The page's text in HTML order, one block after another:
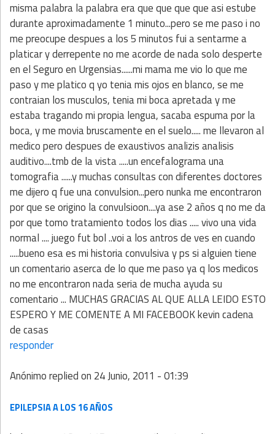
misma palabra la palabra era que que que que asi estube
durante aproximadamente 1 minuto...pero se me paso i no
me preocupe despues a los 5 minutos fui a sentarme a
platicar y derrepente no me acorde de nada solo desperte
en el Seguro en Urgensias......mi mama me vio lo que me
paso y me platico q yo tenia mis ojos en blanco, se me
contraian los musculos, tenia mi boca apretada y me
estaba tragando mi propia lengua, sacaba espuma por la
boca, y me movia bruscamente en el suelo..... me llevaron al
medico pero despues de exaustivos analizis analisis
auditivo....tmb de la vista .....un encefalograma una
tomografia ......y muchas consultas con diferentes doctores
me dijero q fue una convulsion...pero nunka me encontraron
por que se origino la convulsioon....ya ase 2 años q no me da
por que tomo tratamiento todos los dias ..... vivo una vida
normal .... juego fut bol ..voi a los antros de ves en cuando
.....bueno esa es mi historia convulsiva y ps si alguien tiene
un comentario aserca de lo que me paso ya q los medicos
no me encontraron nada seria de mucha ayuda su
comentario ... MUCHAS GRACIAS AL QUE ALLA LEIDO ESTO
ESPERO Y ME COMENTE A MI FACEBOOK kevin cadena
de casas
responder
Anónimoreplied on 24 Junio, 2011 - 01:39
EPILEPSIA A LOS 16 AÑOS